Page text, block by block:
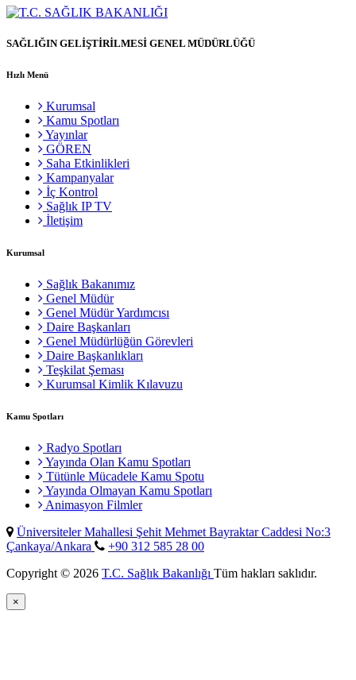
SAĞLIĞIN GELİŞTİRİLMESİ GENEL MÜDÜRLÜĞÜ
Hızlı Menü
Kurumsal
Kamu Spotları
Yayınlar
GÖREN
Saha Etkinlikleri
Kampanyalar
İç Kontrol
Sağlık IP TV
İletişim
Kurumsal
Sağlık Bakanımız
Genel Müdür
Genel Müdür Yardımcısı
Daire Başkanları
Genel Müdürlüğün Görevleri
Daire Başkanlıkları
Teşkilat Şeması
Kurumsal Kimlik Kılavuzu
Kamu Spotları
Radyo Spotları
Yayında Olan Kamu Spotları
Tütünle Mücadele Kamu Spotu
Yayında Olmayan Kamu Spotları
Animasyon Filmler
Üniversiteler Mahallesi Şehit Mehmet Bayraktar Caddesi No:3
Çankaya/Ankara
+90 312 585 28 00
Copyright © 2026 T.C. Sağlık Bakanlığı Tüm hakları saklıdır.
×